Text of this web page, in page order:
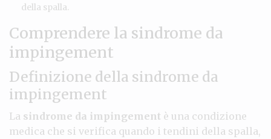
della spalla.
Comprendere la sindrome da
impingement
Definizione della sindrome da
impingement
La sindrome da impingement è una condizione
medica che si verifica quando i tendini della spalla,